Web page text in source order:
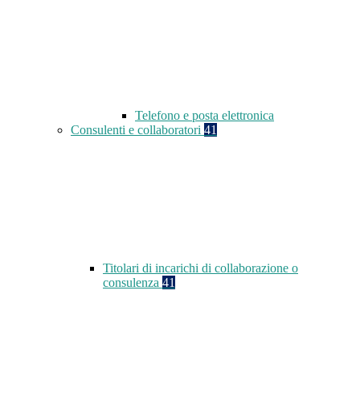
Telefono e posta elettronica
Consulenti e collaboratori 41
Titolari di incarichi di collaborazione o
consulenza 41